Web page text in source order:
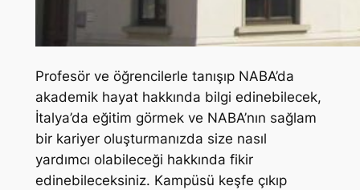
Profesör ve öğrencilerle tanışıp NABA’da
akademik hayat hakkında bilgi edinebilecek,
İtalya’da eğitim görmek ve NABA’nın sağlam
bir kariyer oluşturmanızda size nasıl
yardımcı olabileceği hakkında fikir
edinebileceksiniz. Kampüsü keşfe çıkıp